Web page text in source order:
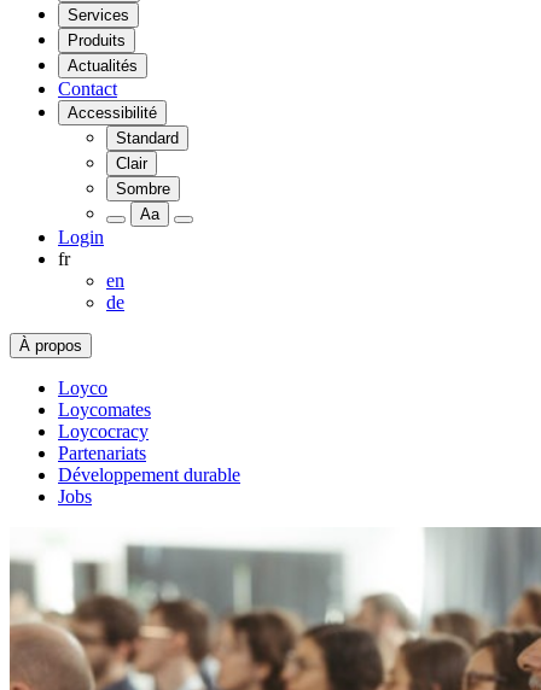
Services
Produits
Actualités
Contact
Accessibilité
Standard
Clair
Sombre
Aa
Login
fr
en
de
À propos
Loyco
Loycomates
Loycocracy
Partenariats
Développement durable
Jobs